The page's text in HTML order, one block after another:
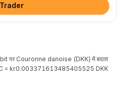
Trader
पर Couronne danoise (DKK) में बदला
LTC = kr0.003371613485405525 DKK